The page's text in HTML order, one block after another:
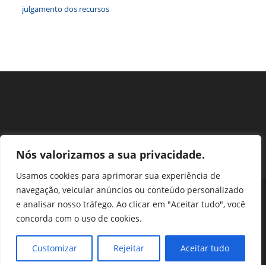
Nós valorizamos a sua privacidade.
Usamos cookies para aprimorar sua experiência de
navegação, veicular anúncios ou conteúdo personalizado
e analisar nosso tráfego. Ao clicar em "Aceitar tudo", você
concorda com o uso de cookies.
Customizar Rejeitar Aceitar tudo
julgamento dos recursos
Perguntas Frequentes
Ouvidoria
Transparência e prestação de contas
Assessoria de Imprensa
Setor de Autarquias Sul 1 Bloco L Edificio CFA - Asa Sul, Brasília -
DF, 70070-932 | Telefone: (61) 3218-1800 | cfa@cfa.org.br |
Copyright - 2024 CFA | All Rights Reserved | Powered by CFA